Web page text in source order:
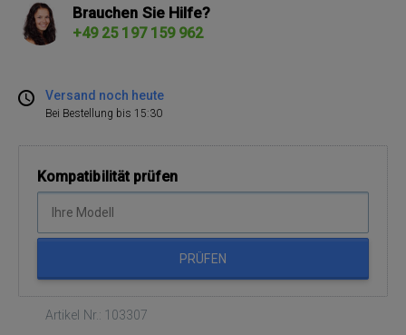
Brauchen Sie Hilfe?
+49 25 197 159 962
Versand noch heute
Bei Bestellung bis 15:30
Kompatibilität prüfen
PRÜFEN
Artikel Nr.: 103307